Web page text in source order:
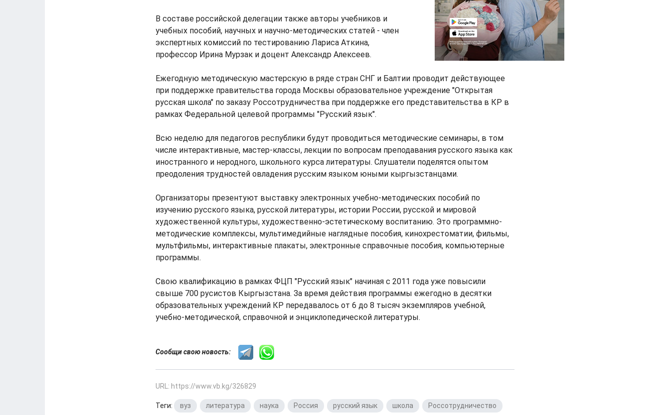
В составе российской делегации также авторы учебников и
учебных пособий, научных и научно-методических статей - член
экспертных комиссий по тестированию Лариса Аткина,
профессор Ирина Мурзак и доцент Александр Алексеев.
Ежегодную методическую мастерскую в ряде стран СНГ и Балтии проводит действующее
при поддержке правительства города Москвы образовательное учреждение "Открытая
русская школа" по заказу Россотрудничества при поддержке его представительства в КР в
рамках Федеральной целевой программы "Русский язык".
Всю неделю для педагогов республики будут проводиться методические семинары, в том
числе интерактивные, мастер-классы, лекции по вопросам преподавания русского языка как
иностранного и неродного, школьного курса литературы. Слушатели поделятся опытом
преодоления трудностей овладения русским языком юными кыргызстанцами.
Организаторы презентуют выставку электронных учебно-методических пособий по
изучению русского языка, русской литературы, истории России, русской и мировой
художественной культуры, художественно-эстетическому воспитанию. Это программно-
методические комплексы, мультимедийные наглядные пособия, кинохрестоматии, фильмы,
мультфильмы, интерактивные плакаты, электронные справочные пособия, компьютерные
программы.
Свою квалификацию в рамках ФЦП "Русский язык" начиная c 2011 года уже повысили
свыше 700 русистов Кыргызстана. За время действия программы ежегодно в десятки
образовательных учреждений КР передавалось от 6 до 8 тысяч экземпляров учебной,
учебно-методической, справочной и энциклопедической литературы.
Сообщи свою новость:
URL: https://www.vb.kg/326829
Теги: вуз литература наука Россия русский язык школа Россотрудничество